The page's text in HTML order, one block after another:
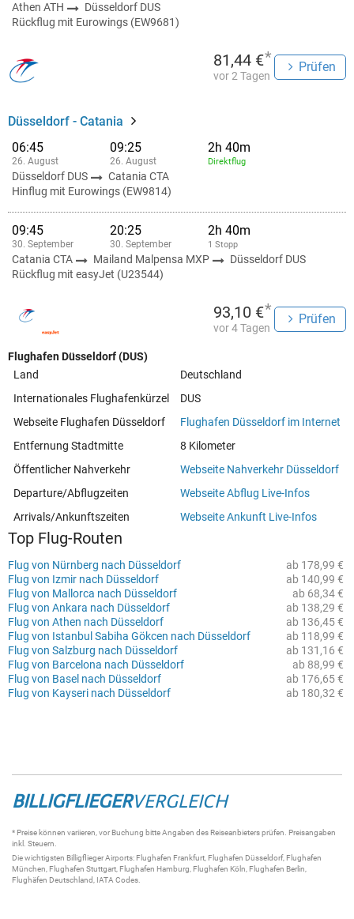
Athen ATH
Düsseldorf DUS
Rückflug mit Eurowings (EW9681)
81,44 €*
vor 2 Tagen
Prüfen
Düsseldorf - Catania
06:45
26. August
09:25
26. August
2h 40m
Direktflug
Düsseldorf DUS
Catania CTA
Hinflug mit Eurowings (EW9814)
09:45
30. September
20:25
30. September
2h 40m
1 Stopp
Catania CTA Mailand Malpensa MXP
Düsseldorf DUS
Rückflug mit easyJet (U23544)
93,10 €*
vor 4 Tagen
Prüfen
Flughafen Düsseldorf (DUS)
Land
Deutschland
Internationales Flughafenkürzel
DUS
Webseite Flughafen Düsseldorf
Flughafen Düsseldorf im Internet
Entfernung Stadtmitte
8 Kilometer
Öffentlicher Nahverkehr
Webseite Nahverkehr Düsseldorf
Departure/Abflugzeiten
Webseite Abflug Live-Infos
Arrivals/Ankunftszeiten
Webseite Ankunft Live-Infos
Top Flug-Routen
ab 178,99 €
Flug von Nürnberg nach Düsseldorf
ab 140,99 €
Flug von Izmir nach Düsseldorf
ab 68,34 €
Flug von Mallorca nach Düsseldorf
ab 138,29 €
Flug von Ankara nach Düsseldorf
ab 136,45 €
Flug von Athen nach Düsseldorf
ab 118,99 €
Flug von Istanbul Sabiha Gökcen nach Düsseldorf
ab 131,16 €
Flug von Salzburg nach Düsseldorf
ab 88,99 €
Flug von Barcelona nach Düsseldorf
ab 176,65 €
Flug von Basel nach Düsseldorf
ab 180,32 €
Flug von Kayseri nach Düsseldorf
BILLIGFLIEGERVERGLEICH
* Preise können variieren, vor Buchung bitte Angaben des Reiseanbieters prüfen. Preisangaben
inkl. Steuern.
Die wichtigsten BilligfliegerAirports: Flughafen Frankfurt Flughafen Düsseldorf, Flughafen
München Flughafen Stuttgart Flughafen Hamburg Flughafen Köln Flughafen Berlin
Flughäfen Deutschland
IATA Codes